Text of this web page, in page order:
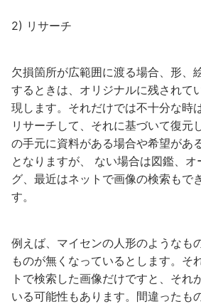
2) リサーチ
欠損箇所が広範囲に渡る場合、形、
するときは、オリジナルに残されて
現します。それだけでは不十分な時
リサーチして、それに基づいて復元
の手元に資料がある場合や希望があ
となりますが、 ない場合は図鑑、オ
グ、最近はネットで画像の検索もで
す。
例えば、マイセンの人形のようなも
ものが無くなっているとします。そ
トで検索した画像だけですと、それ
いる可能性もあります。間違ったも